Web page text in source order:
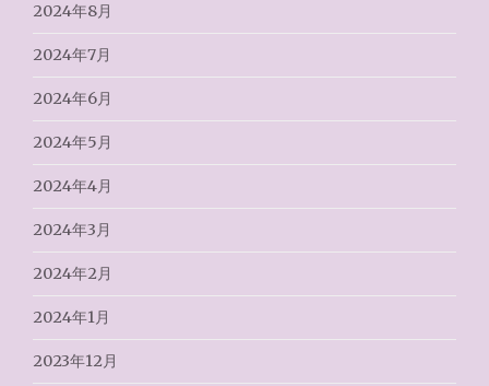
2024年8月
2024年7月
2024年6月
2024年5月
2024年4月
2024年3月
2024年2月
2024年1月
2023年12月